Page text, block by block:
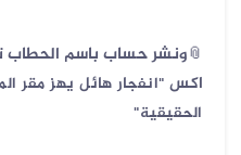
📎ونشر حساب باسم الحطاب
اكس "انفجار هائل يهز مقر
الحقيقية"